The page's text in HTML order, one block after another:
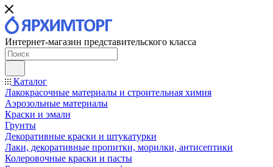
Интернет-магазин представительского класса
Каталог
Лакокрасочные материалы и строительная химия
Аэрозольные материалы
Краски и эмали
Грунты
Декоративные краски и штукатурки
Лаки, декоративные пропитки, морилки, антисептики
Колеровочные краски и пасты